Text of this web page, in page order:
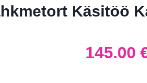
Käsitöö
145.00